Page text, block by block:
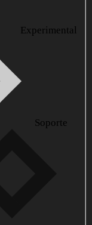
Experimental
Soporte